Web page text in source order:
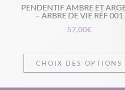
PENDENTIF AMBRE ET
– ARBRE DE VIE RÉF 001
57,00€
CHOIX DES OPTIONS